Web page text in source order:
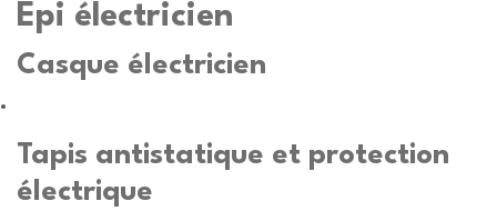
Epi électricien
Casque électricien
Tapis antistatique et protection
électrique